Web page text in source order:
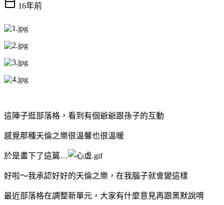
16年前
這陣子逛部落格，看到有個爺爺跟孫子的互動
感覺那種天倫之樂很溫馨也很溫暖
於是畫下了這篇…
好啦～我承認好好的天倫之樂，在我腦子就會變這樣
最近部落格在調整新單元，大家有什麼意見再跟黑默說唷